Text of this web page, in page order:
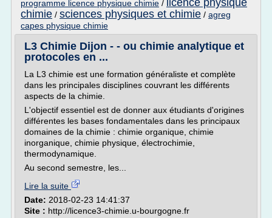
programme licence physique chimie / licence physique
chimie / sciences physiques et chimie / agreg
capes physique chimie
L3 Chimie Dijon - - ou chimie analytique et
protocoles en ...
La L3 chimie est une formation généraliste et complète
dans les principales disciplines couvrant les différents
aspects de la chimie.
L'objectif essentiel est de donner aux étudiants d'origines
différentes les bases fondamentales dans les principaux
domaines de la chimie : chimie organique, chimie
inorganique, chimie physique, électrochimie,
thermodynamique.
Au second semestre, les...
Lire la suite
Date: 2018-02-23 14:41:37
Site : http://licence3-chimie.u-bourgogne.fr